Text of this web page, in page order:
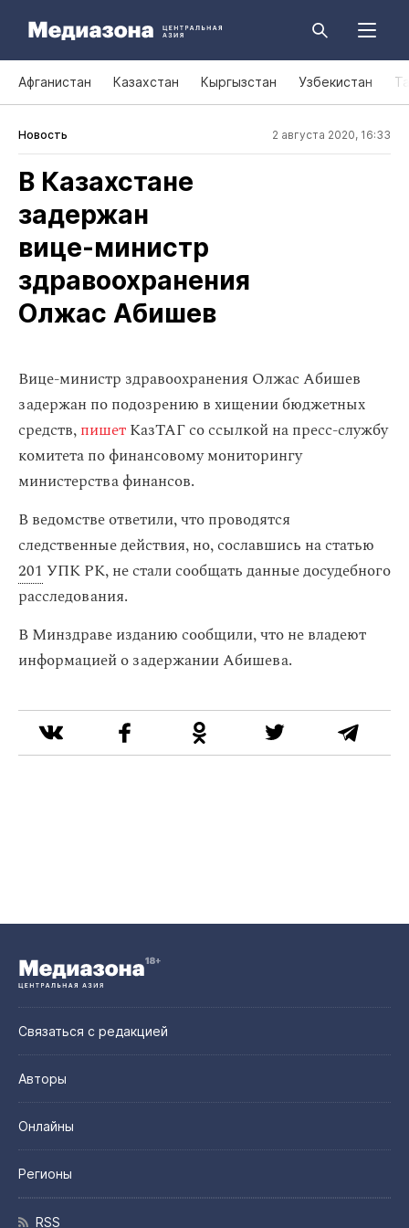
Афганистан Казахстан Кыргызстан Узбекистан
Новость 2 августа 2020, 16:33
В Казахстане
задержан
вице‑министр
здравоохранения
Олжас Абишев
Вице-министр здравоохранения Олжас Абишев
задержан по подозрению в хищении бюджетных
средств,пишетКазТАГ со ссылкой на пресс-службу
комитета по финансовому мониторингу
министерства финансов.
В ведомстве ответили, что проводятся
следственные действия, но, сославшись на статью
201 УПК РК, не стали сообщать данные досудебного
расследования.
В Минздраве изданию сообщили, что не владеют
информацией о задержании Абишева.
Связаться с редакцией
Авторы
Онлайны
Регионы
RSS